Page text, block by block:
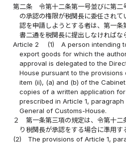
第二条
令第十二条第一号並びに第
の承認の権限が税関長に委任され
認を申請しようとする者は、第一
書二通を税関長に提出しなければな
Article 2
(1)
A person intending
export goods for which the
approval is delegated to the
House pursuant to the provisions
item (ii), (a) and (b) of the
copies of a written application
prescribed in Article 1, paragraph
General of Customs-House.
２
第一条第三項の規定は、令第十
り税関長が承認をする場合に準用す
(2)
The provisions of Article 1,